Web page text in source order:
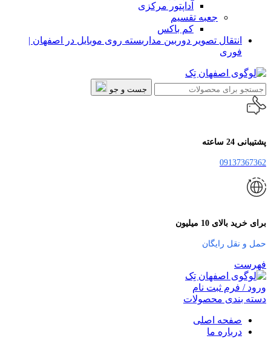
آداپتور مرکزی
جعبه تقسیم
کم باکس
انتقال تصویر دوربین مداربسته روی موبایل در اصفهان |
فوری
جست و جو
پشتیبانی 24 ساعته
09137367362
برای خرید بالای 10 میلیون
حمل و نقل رایگان
فهرست
ورود / فرم ثبت نام
دسته بندی محصولات
صفحه اصلی
درباره ما